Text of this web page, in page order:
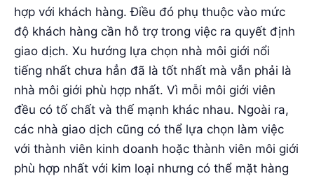
hợp với khách hàng. Điều đó phụ thuộc vào mức
độ khách hàng cần hỗ trợ trong việc ra quyết định
giao dịch. Xu hướng lựa chọn nhà môi giới nổi
tiếng nhất chưa hẳn đã là tốt nhất mà vẫn phải là
nhà môi giới phù hợp nhất. Vì mỗi môi giới viên
đều có tố chất và thế mạnh khác nhau. Ngoài ra,
các nhà giao dịch cũng có thể lựa chọn làm việc
với thành viên kinh doanh hoặc thành viên môi giới
phù hợp nhất với kim loại nhưng có thể mặt hàng